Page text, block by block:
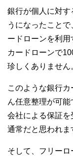
銀行が個人に対す
うになったこと
ードローンを利
カードローンで
珍しくありません
このような銀行
ん任意整理が可
会社による保証
通常だと思われま
そして、フリー